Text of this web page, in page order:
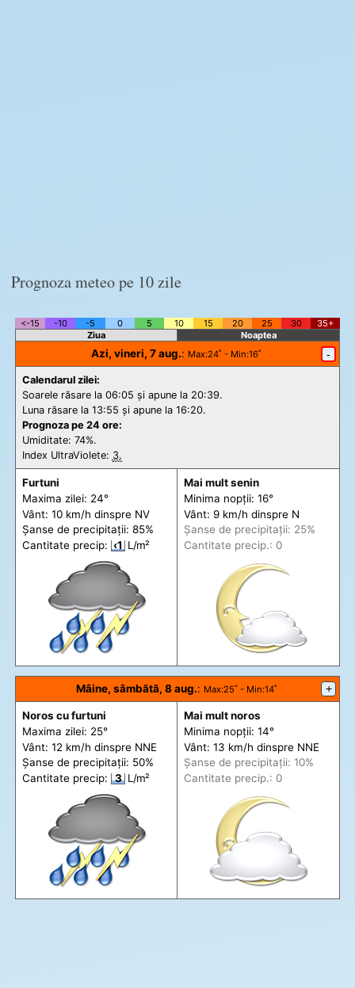
Prognoza meteo pe 10 zile
<-15 -10 -5 0 5 10 15 20 25 30
35+
Ziua
Noaptea
Azi, vineri, 7 aug.: Max:24˚ - Min:16˚ -
Calendarul zilei:
Soarele răsare la 06:05 și apune la 20:39.
Luna răsare la 13:55 și apune la 16:20.
Prognoza pe 24 ore:
Umiditate: 74%.
Index UltraViolete: 3.
Furtuni
Maxima zilei: 24°
Vânt: 10 km/h dinspre NV
Șanse de precipitații: 85%
Cantitate precip: ‹1 L/m²
Mai mult senin
Minima nopții: 16°
Vânt: 9 km/h dinspre N
Șanse de precipitații: 25%
Cantitate precip.: 0
Mâine, sâmbătă, 8 aug.: Max:25˚ - Min:14˚ +
Noros cu furtuni
Maxima zilei: 25°
Vânt: 12 km/h dinspre NNE
Șanse de precipitații: 50%
Cantitate precip:
3 L/m²
Mai mult noros
Minima nopții: 14°
Vânt: 13 km/h dinspre NNE
Șanse de precipitații: 10%
Cantitate precip.: 0